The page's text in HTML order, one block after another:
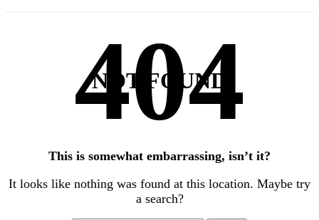
NOT FOUND
This is somewhat embarrassing, isn’t it?
It looks like nothing was found at this location. Maybe try
a search?